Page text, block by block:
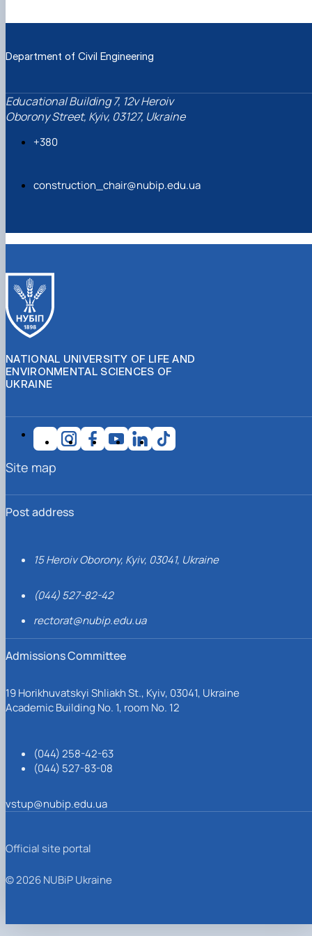
Department of Civil Engineering
Educational Building 7, 12v Heroiv
Oborony Street, Kyiv, 03127, Ukraine
+380
construction_chair@nubip.edu.ua
NATIONAL UNIVERSITY OF LIFE AND
ENVIRONMENTAL SCIENCES OF
UKRAINE
Post address
15 Heroiv Oborony, Kyiv, 03041, Ukraine
(044) 527-82-42
rectorat@nubip.edu.ua
Admissions Committee
19 Horikhuvatskyi Shliakh St., Kyiv, 03041, Ukraine
Academic Building No. 1, room No. 12
(044) 258-42-63
(044) 527-83-08
vstup@nubip.edu.ua
Site map
Official site portal
© 2026 NUBiP Ukraine